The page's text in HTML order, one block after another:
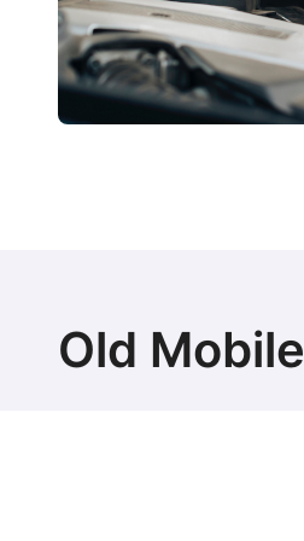
Old Mobile